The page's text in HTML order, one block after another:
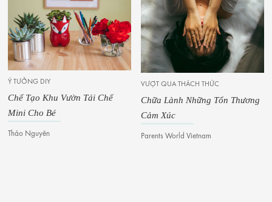
VƯỢT QUA THÁCH THỨC
Chữa Lành Những Tổn Thương
Cảm Xúc
Parents World Vietnam